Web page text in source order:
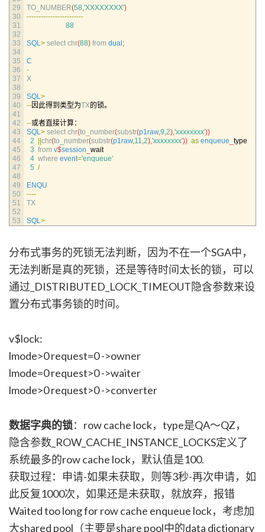
29
30
31
32
33
34
35
36
37
38
39
40
41
42
43
44
45
46
47
48
49
50
51
52
53
TO_NUMBER(58 'XXXXXXXX')
------------------------
88
SQL > select chr(88) from dual;
C
-
X
SQL >
--因此得到类型为TX的锁。
--或者直接计算：
SQL > select chr(to_number(substr(p1raw,9 2) 'xxxxxxxx'))
2 ||chr(to_number(substr(p1raw, 11 2) 'xxxxxxxx')) as enqueue type
3 from v$session wait
4 where event='enqueue'
5 /
ENQU
----
TX
SQL >
分布式事务的死锁无法判断，因为不在一个SGA中，
无法判断是真的死锁，还是等待时间太长的锁，可以
通过_DISTRIBUTED_LOCK_TIMEOUT隐含参数来设
置分布式事务锁的时间。
v$lock:
lmode>0 request=0 ->owner
lmode=0 request>0 ->waiter
lmode>0 request>0 ->converter
数据字典的锁：row cache lock，type是QA～QZ，
隐含参数_ROW_CACHE_INSTANCE_LOCKS定义了
系统最多的row cache lock，默认值是100.
获取过程：申请-如果未获取，则等3秒-再次申请，如
此反复1000次，如果还是未获取，就放弃，报错
Waited too long for row cache enqueue lock，考虑加
大shared pool（主要是share pool中的data dictionary